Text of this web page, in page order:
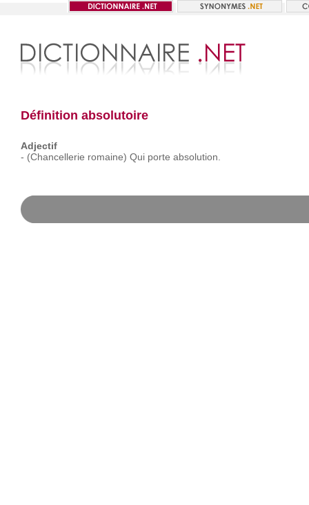
Définition absolutoire
Adjectif
- (Chancellerie romaine) Qui porte absolution.